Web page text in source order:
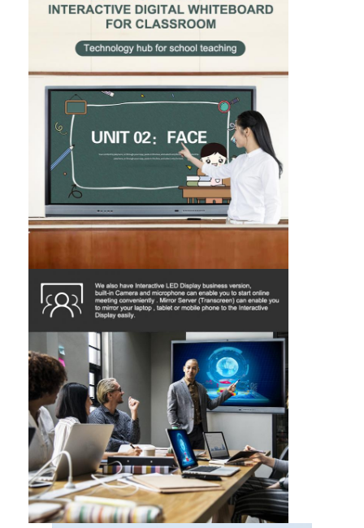
signalisation numérique
moniteur de publicité numérique
écran intelligent portable